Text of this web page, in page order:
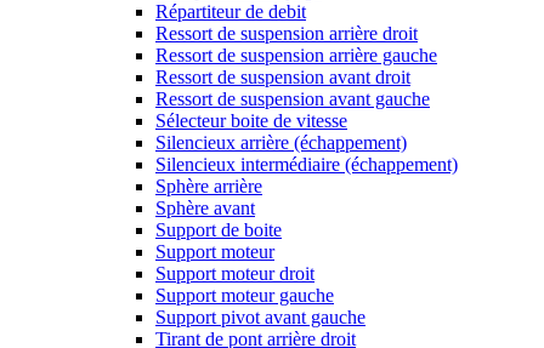
Répartiteur de debit
Ressort de suspension arrière droit
Ressort de suspension arrière gauche
Ressort de suspension avant droit
Ressort de suspension avant gauche
Sélecteur boite de vitesse
Silencieux arrière (échappement)
Silencieux intermédiaire (échappement)
Sphère arrière
Sphère avant
Support de boite
Support moteur
Support moteur droit
Support moteur gauche
Support pivot avant gauche
Tirant de pont arrière droit